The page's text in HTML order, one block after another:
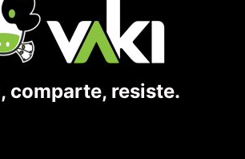
comparte, resiste.